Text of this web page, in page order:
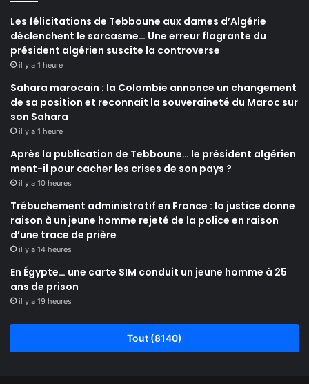
Les félicitations de Tebboune aux dames d’Algérie
déclenchent le sarcasme… Une erreur flagrante du
président algérien suscite la controverse
il y a 1 heure
Sahara marocain : la Colombie annonce un changement
de sa position et reconnaît la souveraineté du Maroc sur
son Sahara
il y a 1 heure
Après la publication de Tebboune… le président algérien
ment-il pour cacher les crises de son pays ?
il y a 10 heures
Trébuchement administratif en France : la justice donne
raison à un jeune homme rejeté de la police en raison
d’une trace de prière
il y a 14 heures
En Égypte… une carte SIM conduit un jeune homme à 25
ans de prison
il y a 19 heures
Tout (8140)